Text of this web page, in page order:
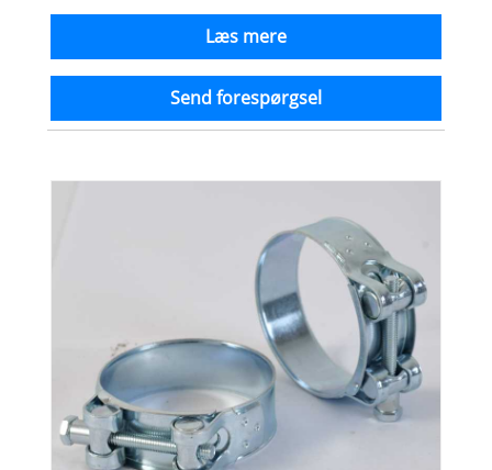
Læs mere
Send forespørgsel